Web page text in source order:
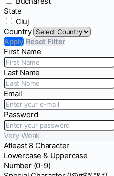
State
Cluj
Country
Apply Reset Filter
First Name
Last Name
Email
Password
Very Weak
Atleast 8 Character
Lowercase & Uppercase
Number (0-9)